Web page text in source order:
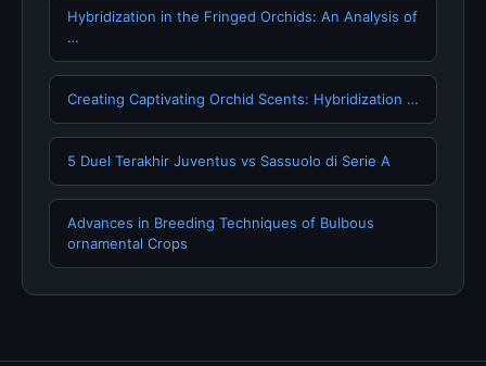
Hybridization in the Fringed Orchids: An Analysis of
…
Creating Captivating Orchid Scents: Hybridization …
5 Duel Terakhir Juventus vs Sassuolo di Serie A
Advances in Breeding Techniques of Bulbous
ornamental Crops